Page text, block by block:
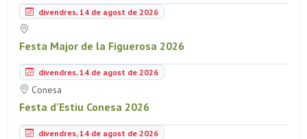
divendres, 14 de agost de 2026
Festa Major de la Figuerosa 2026
divendres, 14 de agost de 2026
Conesa
Festa d'Estiu Conesa 2026
divendres, 14 de agost de 2026